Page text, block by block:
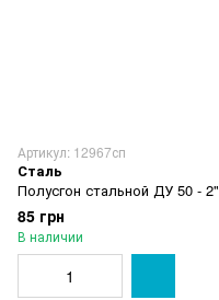
Артикул: 12967сп
Сталь
Полусгон стальной ДУ 50 - 2"
85 грн
В наличии